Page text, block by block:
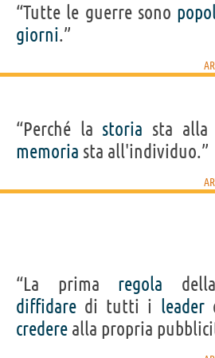
“Tutte le guerre sono
giorni.”
“Perché la storia sta alla
memoria sta all'individuo.”
“La prima regola
diffidare di tutti i leader
credere alla propria